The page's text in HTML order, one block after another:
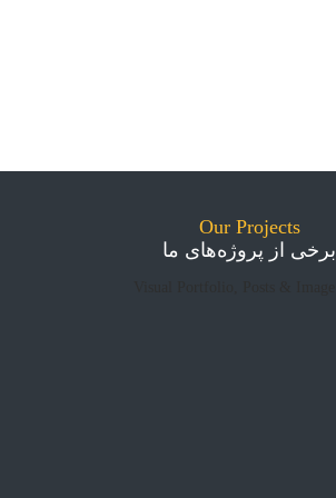
Our Projects
برخی از پروژه‌های ما